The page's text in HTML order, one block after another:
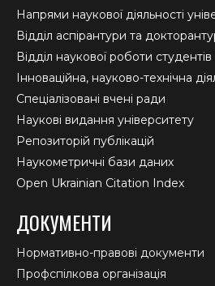
Напрями наукової діяльності
Відділ аспірантури та
Відділ наукової роботи студентів
Інноваційна, науково-технічна
Спеціалізовані вчені ради
Наукові видання університету
Репозиторій публікацій
Наукометричні бази даних
Open Ukrainian Citation Index
ДОКУМЕНТИ
Нормативно-правові документи
Профспілкова організація